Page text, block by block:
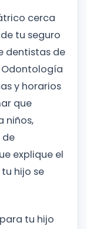
cerca
tu seguro
dentistas de
Odontología
y horarios
que
niños,
de
explique el
hijo se
tu hijo